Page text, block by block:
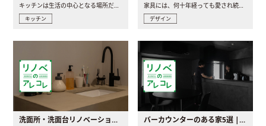
キッチン デザイン
洗面所・洗面台リノベーションの事例と間取りアイデア バーカウンターのある家5選 | 日常に馴染む“距離の近い”キッチンとは